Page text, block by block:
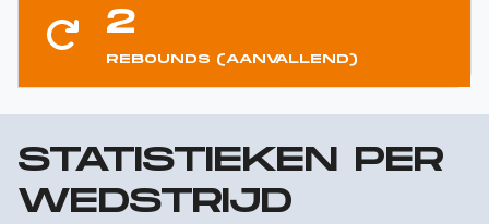
2
REBOUNDS (AANVALLEND)
STATISTIEKEN PER
WEDSTRIJD